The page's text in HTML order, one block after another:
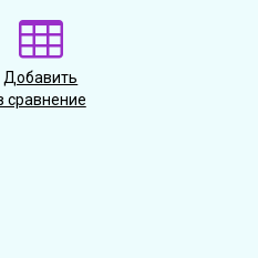
Добавить
сравнение